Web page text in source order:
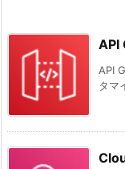
API
API
タマ